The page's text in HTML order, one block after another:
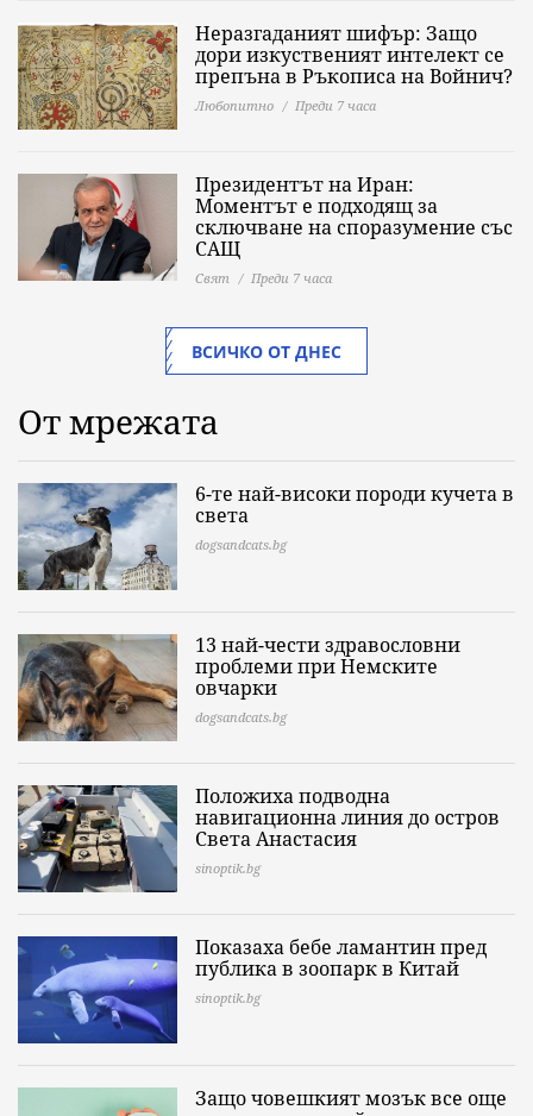
Неразгаданият шифър: Защо
дори изкуственият интелект се
препъна в Ръкописа на Войнич?
Любопитно Преди 7 часа
Президентът на Иран:
Моментът е подходящ за
сключване на споразумение със
САЩ
Свят Преди 7 часа
ВСИЧКО ОТ ДНЕС
От мрежата
6-те най-високи породи кучета в
света
dogsandcats.bg
13 най-чести здравословни
проблеми при Немските
овчарки
dogsandcats.bg
Положиха подводна
навигационна линия до остров
Света Анастасия
sinoptik.bg
Показаха бебе ламантин пред
публика в зоопарк в Китай
sinoptik.bg
Защо човешкият мозък все още